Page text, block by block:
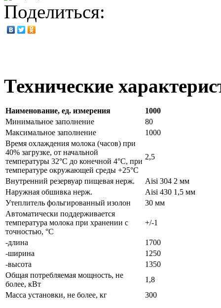
Поделиться:
Технические
Наименование, ед. измерения
1000
Минимальное заполнение
80
Максимальное заполнение
1000
Время охлаждения молока (часов) при
40% загрузке, от начальной
температуры 32°С до конечной 4°С, при
температуре окружающей среды +25°С
2,5
Внутренний резервуар пищевая нерж.
Aisi 304 2 мм
Наружная обшивка нерж.
Aisi 430 1,5 мм
Утеплитель фольгированный изолон
30 мм
Автоматически поддерживается
температура молока при хранении с
точностью, °С
+/-1
-длина
1700
-ширина
1250
-высота
1350
Общая потребляемая мощность, не
более, кВт
1,8
Масса установки, не более, кг
300